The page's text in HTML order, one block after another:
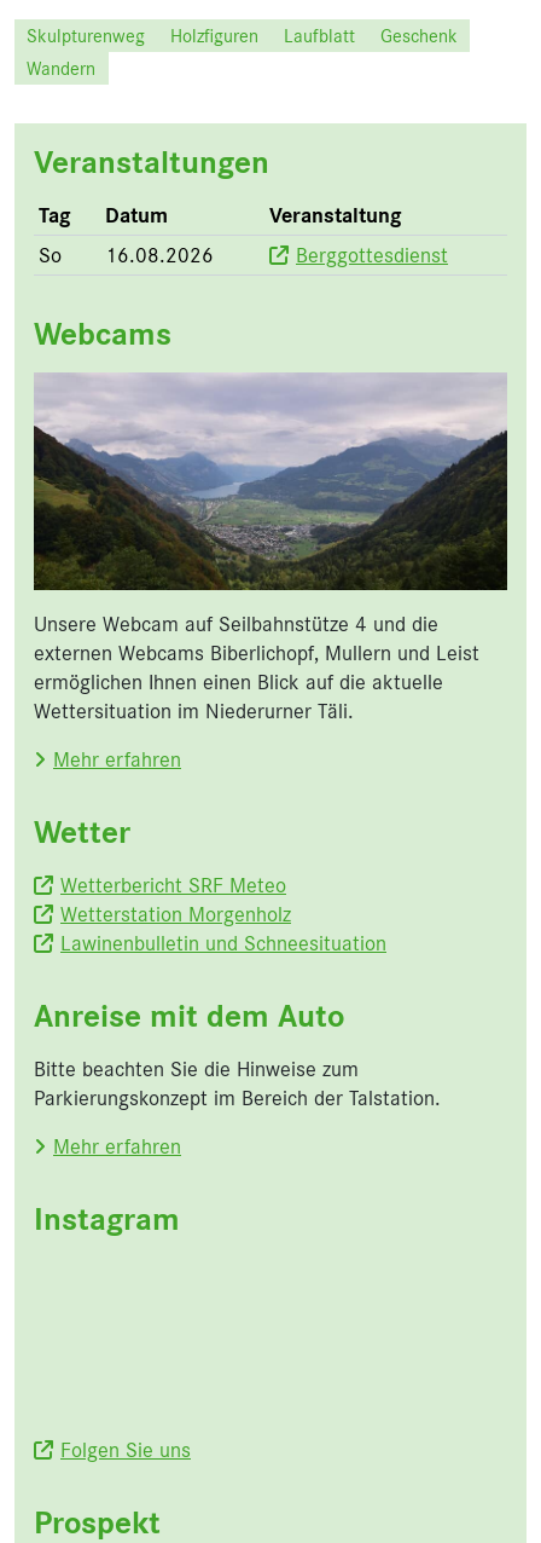
Skulpturenweg Holzfiguren Laufblatt
Geschenk
Wandern
Veranstaltungen
Tag Datum Veranstaltung
So 16.08.2026 Berggottesdienst
Webcams
Unsere Webcam auf Seilbahnstütze 4 und die
externen Webcams Biberlichopf, Mullern und Leist
ermöglichen Ihnen einen Blick auf die aktuelle
Wettersituation im Niederurner Täli.
Mehr erfahren
Wetter
Wetterbericht SRF Meteo
Wetterstation Morgenholz
Lawinenbulletin und Schneesituation
Anreise mit dem Auto
Bitte beachten Sie die Hinweise zum
Parkierungskonzept im Bereich der Talstation.
Mehr erfahren
Instagram
Folgen Sie uns
Prospekt